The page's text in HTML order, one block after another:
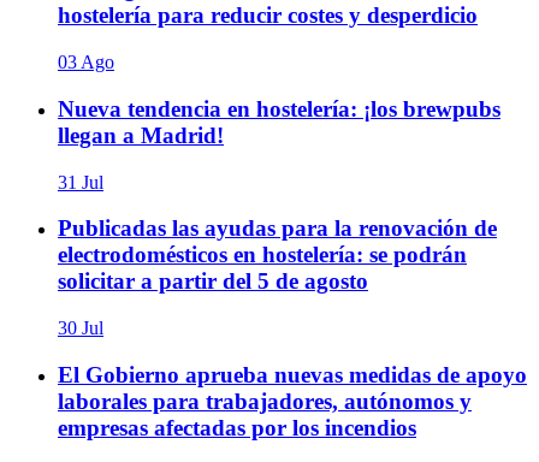
hostelería para reducir costes y desperdicio
03 Ago
Nueva tendencia en hostelería: ¡los brewpubs
llegan a Madrid!
31 Jul
Publicadas las ayudas para la renovación de
electrodomésticos en hostelería: se podrán
solicitar a partir del 5 de agosto
30 Jul
El Gobierno aprueba nuevas medidas de apoyo
laborales para trabajadores, autónomos y
empresas afectadas por los incendios